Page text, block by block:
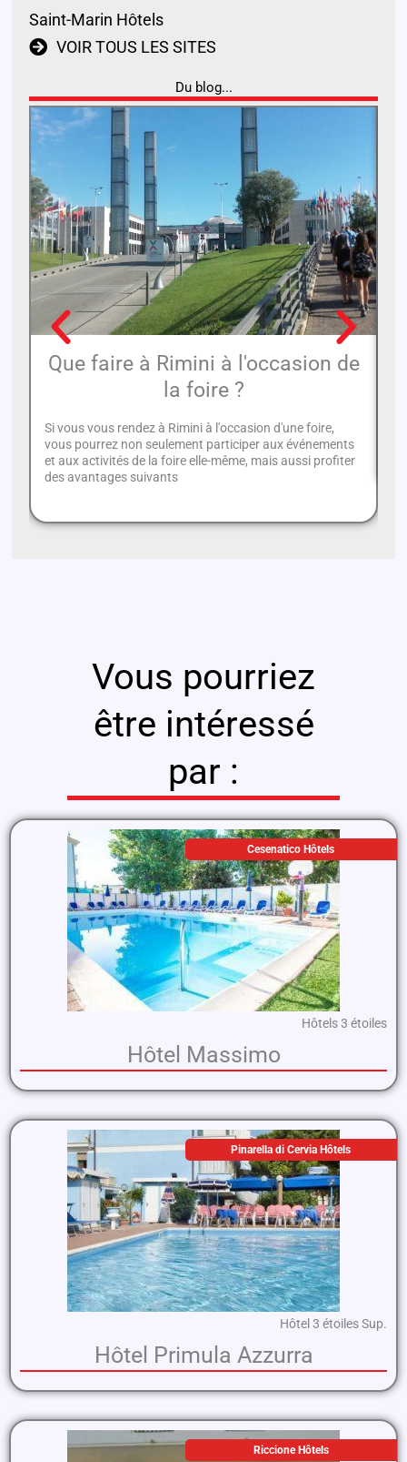
Saint-Marin Hôtels
VOIR TOUS LES SITES
Du blog...
Que faire à Rimini à l'occasion de
la foire ?
Si vous vous rendez à Rimini à l'occasion d'une foire,
vous pourrez non seulement participer aux événements
et aux activités de la foire elle-même, mais aussi profiter
des avantages suivants
Vous pourriez
être intéressé
par :
Cesenatico Hôtels
Hôtels 3 étoiles
Hôtel Massimo
Pinarella di Cervia Hôtels
Hôtel 3 étoiles Sup.
Hôtel Primula Azzurra
Riccione Hôtels